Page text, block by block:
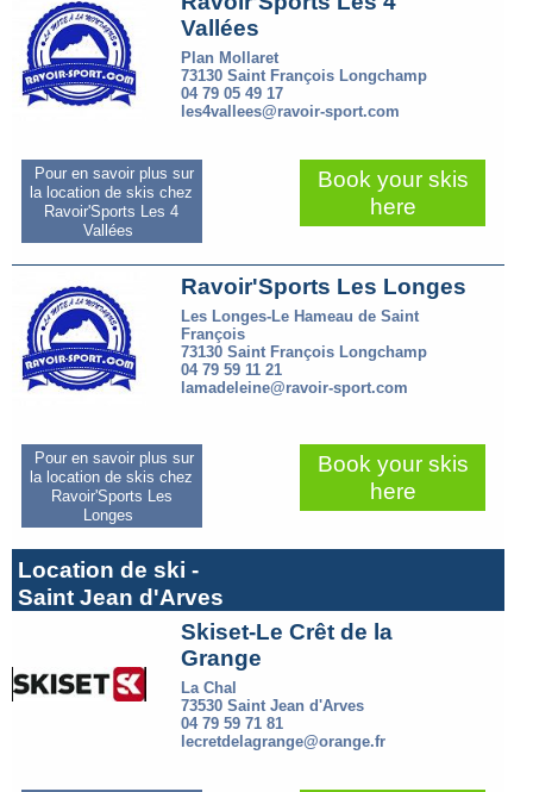
Vallées
Plan Mollaret
73130 Saint François Longchamp
04 79 05 49 17
les4vallees@ravoir-sport.com
Pour en savoir plus sur
la location de skis chez
Ravoir'Sports Les 4
Vallées
Book your skis
here
Ravoir'Sports Les Longes
Les Longes-Le Hameau de Saint
François
73130 Saint François Longchamp
04 79 59 11 21
lamadeleine@ravoir-sport.com
Pour en savoir plus sur
la location de skis chez
Ravoir'Sports Les
Longes
Book your skis
here
Location de ski -
Saint Jean d'Arves
Skiset-Le Crêt de la
Grange
La Chal
73530 Saint Jean d'Arves
04 79 59 71 81
lecretdelagrange@orange.fr